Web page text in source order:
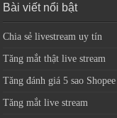
Bài viết nổi bật
Chia sẻ livestream uy tín
Tăng mắt thật live stream
Tăng đánh giá 5 sao Shopee
Tăng mắt live stream